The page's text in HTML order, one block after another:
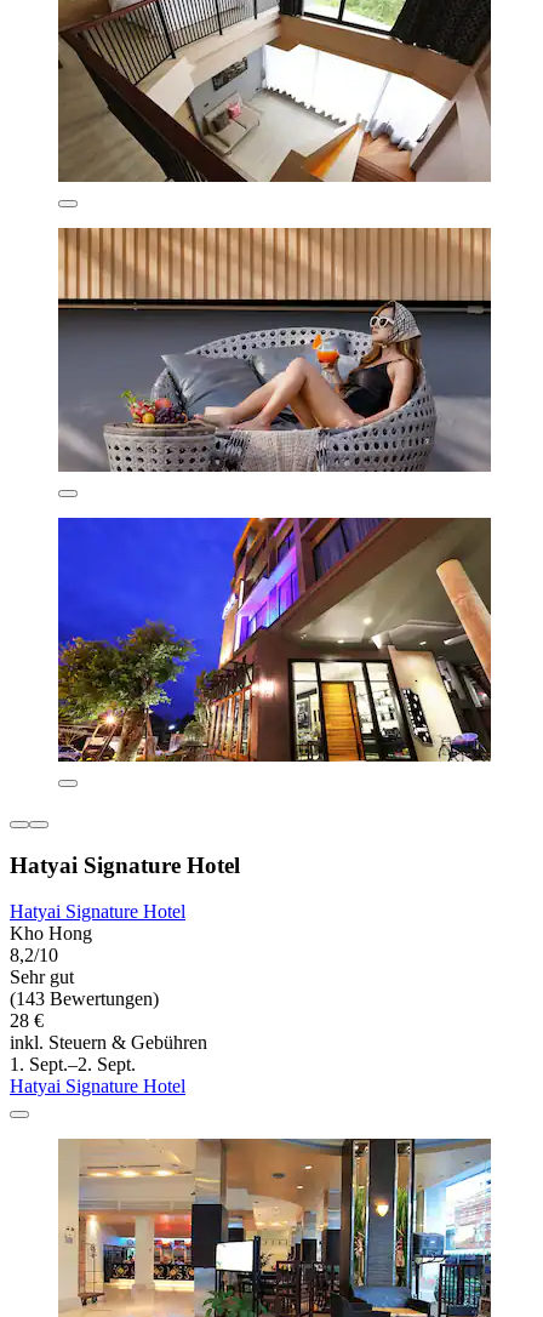
Hatyai Signature Hotel
Hatyai Signature Hotel
Kho Hong
8,2/10
Sehr gut
(143 Bewertungen)
28 €
inkl. Steuern & Gebühren
1. Sept.–2. Sept.
Hatyai Signature Hotel